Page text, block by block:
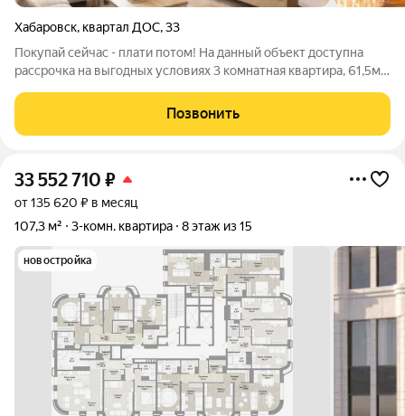
Хабаровск, квартал ДОС,33
Покупай сейчас - плати потом! На данный объект доступна
рассрочка на выгодных условиях 3 комнатная квартира, 61,5м;
на три стороны; раздельный санузел; 5/5 этаж; спальный
район;
Позвонить
33 552 710 ₽
от 135 620 ₽ в месяц
107,3 м²
3-комн. квартира 8 этаж из 15
новостройка